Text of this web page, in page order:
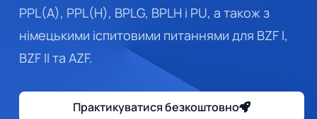
PPL(A), PPL(H), BPLG, BPLH і PU, а також з
німецькими іспитовими питаннями для BZF I,
BZF II та AZF.
Практикуватися безкоштовно